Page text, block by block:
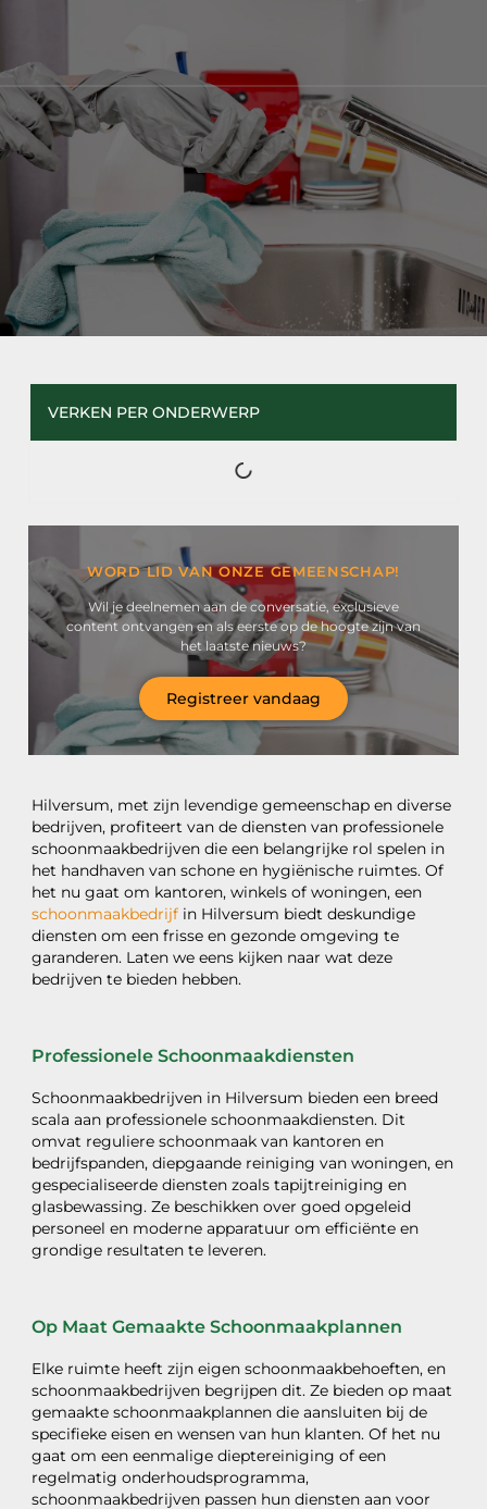
Hilversum, met zijn levendige gemeenschap en diverse
bedrijven, profiteert van de diensten van professionele
schoonmaakbedrijven die een belangrijke rol spelen in
het handhaven van schone en hygiënische ruimtes. Of
het nu gaat om kantoren, winkels of woningen, een
schoonmaakbedrijf in Hilversum biedt deskundige
diensten om een frisse en gezonde omgeving te
garanderen. Laten we eens kijken naar wat deze
bedrijven te bieden hebben.
Professionele Schoonmaakdiensten
Schoonmaakbedrijven in Hilversum bieden een breed
scala aan professionele schoonmaakdiensten. Dit
omvat reguliere schoonmaak van kantoren en
bedrijfspanden, diepgaande reiniging van woningen, en
gespecialiseerde diensten zoals tapijtreiniging en
glasbewassing. Ze beschikken over goed opgeleid
personeel en moderne apparatuur om efficiënte en
grondige resultaten te leveren.
Op Maat Gemaakte Schoonmaakplannen
Elke ruimte heeft zijn eigen schoonmaakbehoeften, en
schoonmaakbedrijven begrijpen dit. Ze bieden op maat
gemaakte schoonmaakplannen die aansluiten bij de
specifieke eisen en wensen van hun klanten. Of het nu
gaat om een eenmalige dieptereiniging of een
regelmatig onderhoudsprogramma,
schoonmaakbedrijven passen hun diensten aan voor
VERKEN PER ONDERWERP
WORD LID VAN ONZE GEMEENSCHAP!
Wil je deelnemen aan de conversatie, exclusieve
content ontvangen en als eerste op de hoogte zijn van
het laatste nieuws?
Registreer vandaag